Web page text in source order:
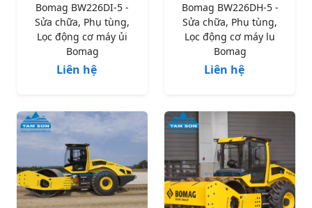
Bomag BW226DI-5 -
Sửa chữa, Phụ tùng,
Lọc động cơ máy ủi
Bomag
Liên hệ
Bomag BW226DH-5 -
Sửa chữa, Phụ tùng,
Lọc động cơ máy lu
Bomag
Liên hệ